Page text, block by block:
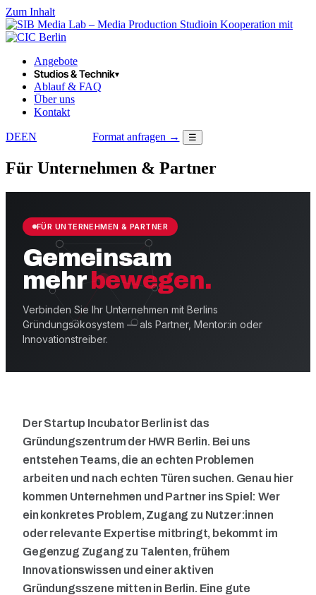
Zum Inhalt
in Kooperation mit
Angebote
Studios & Technik▾
Ablauf & FAQ
Über uns
Kontakt
DEEN Format anfragen → ☰
Für Unternehmen & Partner
FÜR UNTERNEHMEN & PARTNER
Gemeinsam
mehr bewegen.
Verbinden Sie Ihr Unternehmen mit Berlins
Gründungsökosystem — als Partner, Mentor:in oder
Innovationstreiber.
Der Startup Incubator Berlin ist das
Gründungszentrum der HWR Berlin. Bei uns
entstehen Teams, die an echten Problemen
arbeiten und nach echten Türen suchen. Genau hier
kommen Unternehmen und Partner ins Spiel: Wer
ein konkretes Problem, Zugang zu Nutzer:innen
oder relevante Expertise mitbringt, bekommt im
Gegenzug Zugang zu Talenten, frühem
Innovationswissen und einer aktiven
Gründungsszene mitten in Berlin. Eine gute